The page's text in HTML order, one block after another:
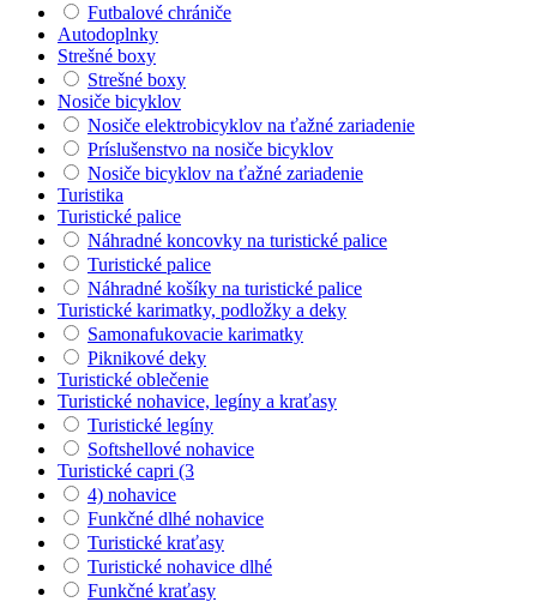
Futbalové chrániče
Autodoplnky
Strešné boxy
Strešné boxy
Nosiče bicyklov
Nosiče elektrobicyklov na ťažné zariadenie
Príslušenstvo na nosiče bicyklov
Nosiče bicyklov na ťažné zariadenie
Turistika
Turistické palice
Náhradné koncovky na turistické palice
Turistické palice
Náhradné košíky na turistické palice
Turistické karimatky, podložky a deky
Samonafukovacie karimatky
Piknikové deky
Turistické oblečenie
Turistické nohavice, legíny a kraťasy
Turistické legíny
Softshellové nohavice
Turistické capri (3
4) nohavice
Funkčné dlhé nohavice
Turistické kraťasy
Turistické nohavice dlhé
Funkčné kraťasy